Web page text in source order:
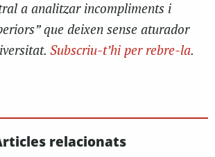
a analitzar incompliments i
que deixen sense aturador
Subscriu-t’hi per rebre-la.
relacionats